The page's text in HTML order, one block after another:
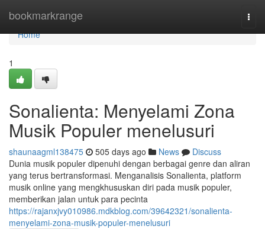
bookmarkrange
Home
Home
1
Sonalienta: Menyelami Zona
Musik Populer menelusuri
shaunaagml138475 505 days ago News
Discuss
Dunia musik populer dipenuhi dengan berbagai genre dan aliran
yang terus bertransformasi. Menganalisis Sonalienta, platform
musik online yang mengkhususkan diri pada musik populer,
memberikan jalan untuk para pecinta
https://rajanxjvy010986.mdkblog.com/39642321/sonalienta-
menyelami-zona-musik-populer-menelusuri